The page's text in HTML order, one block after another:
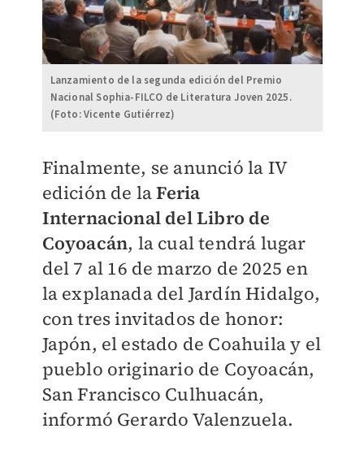
Lanzamiento de la segunda edición del Premio
Nacional Sophia-FILCO de Literatura Joven 2025.
(Foto: Vicente Gutiérrez)
Finalmente, se anunció la IV
edición de laFeria
Internacional del Libro de
Coyoacán, la cual tendrá lugar
del 7 al 16 de marzo de 2025 en
la explanada del Jardín Hidalgo,
con tres invitados de honor:
Japón, el estado de Coahuila y el
pueblo originario de Coyoacán,
San Francisco Culhuacán,
informó Gerardo Valenzuela.